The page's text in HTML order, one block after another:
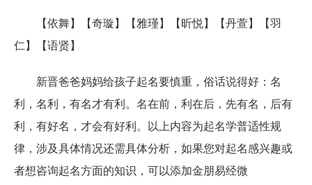
【依舞】【奇璇】【雅瑾】【昕悦】【丹萱】【羽
仁】【语贤】
新晋爸爸妈妈给孩子起名要慎重，俗话说得好：名
利，名利，有名才有利。名在前，利在后，先有名，后有
利，有好名，才会有好利。以上内容为起名学普适性规
律，涉及具体情况还需具体分析，如果您对起名感兴趣或
者想咨询起名方面的知识，可以添加金朋易经微